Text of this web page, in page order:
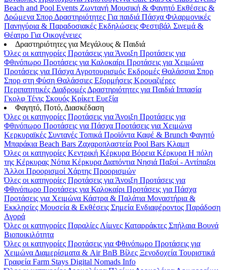
Beach and Pool Events Ζωντανή Μουσική & Φαγητό Εκθέσεις &
Δρώμενα Σπορ Δραστηριότητες Για παιδιά Πάσχα Φιλαρμονικές
Πανηγύρια & Παραδοσιακές Εκδηλώσεις Φεστιβάλ Σινεμά &
Θέατρο Για Οικογένειες
Δραστηριότητες για Μεγάλους & Παιδιά
Όλες οι κατηγορίες Προτάσεις για Άνοιξη Προτάσεις για
Φθινόπωρο Προτάσεις για Καλοκαίρι Προτάσεις για Χειμώνα
Προτάσεις για Πάσχα Αγροτουρισμός Εκδρομές Θαλάσσια Σπορ
Σπορ στη Φύση Θαλάσσιες Εξορμήσεις Κρουαζιέρες
Περιπατητικές Διαδρομές Δραστηριότητες για Παιδιά Ιππασία
Γκολφ Τένις Σκουός Κρίκετ Ευεξία
Φαγητό, Ποτό, Διασκέδαση
Όλες οι κατηγορίες Προτάσεις για Άνοιξη Προτάσεις για
Φθινόπωρο Προτάσεις για Πάσχα Προτάσεις για Χειμώνα
Κερκυραϊκές Συνταγές Τοπικά Προϊόντα Καφέ & Brunch Φαγητό
Μπαράκια Beach Bars Ζαχαροπλαστεία Pool Bars Κλαμπ
Όλες οι κατηγορίες Κεντρική Κέρκυρα Βόρεια Κέρκυρα Η πόλη
της Κέρκυρας Νότια Κέρκυρα Διαπόντια Νησιά Παξοί - Αντίπαξοι
Άλλοι Προορισμοί Χάρτης Προορισμών
Όλες οι κατηγορίες Προτάσεις για Άνοιξη Προτάσεις για
Φθινόπωρο Προτάσεις για Καλοκαίρι Προτάσεις για Πάσχα
Προτάσεις για Χειμώνα Κάστρα & Παλάτια Μοναστήρια &
Εκκλησίες Μουσεία & Εκθέσεις Σημεία Ενδιαφέροντος Παράδοση
Αγορά
Όλες οι κατηγορίες Παραλίες Λίμνες Καταρράκτες Σπήλαια Βουνά
Βιοποικιλότητα
Όλες οι κατηγορίες Προτάσεις για Φθινόπωρο Προτάσεις για
Χειμώνα Διαμερίσματα & Air BnB Βίλες Ξενοδοχεία Τουριστικά
Γραφεία Farm Stays Digital Nomads Info